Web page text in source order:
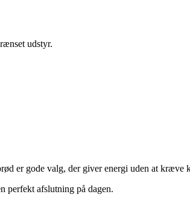
udstyr.
er gode valg, der giver energi uden at kræve
perfekt afslutning på dagen.